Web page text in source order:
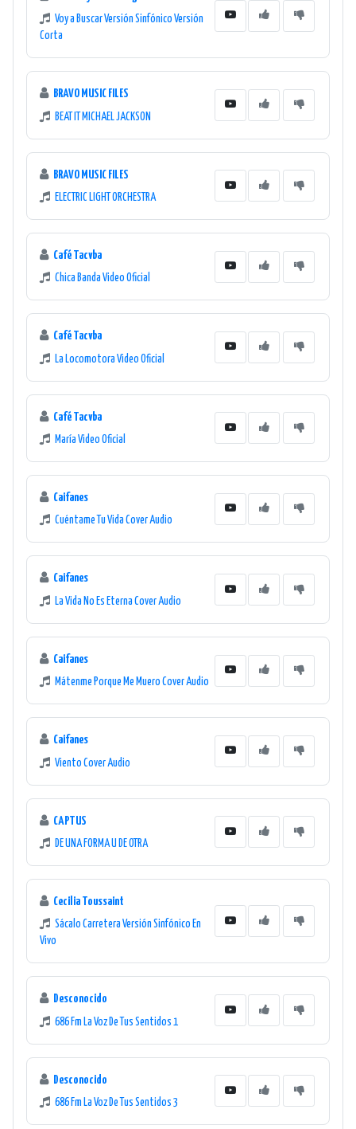
Voy a Buscar Versión Sinfónico Versión
Corta
BRAVO MUSIC FILES
BEAT IT MICHAEL JACKSON
BRAVO MUSIC FILES
ELECTRIC LIGHT ORCHESTRA
Café Tacvba
Chica Banda Video Oficial
Café Tacvba
La Locomotora Video Oficial
Café Tacvba
María Video Oficial
Caifanes
Cuéntame Tu Vida Cover Audio
Caifanes
La Vida No Es Eterna Cover Audio
Caifanes
Mátenme Porque Me Muero Cover Audio
Caifanes
Viento Cover Audio
CAPTUS
DE UNA FORMA U DE OTRA
Cecilia Toussaint
Sácalo Carretera Versión Sinfónico En
Vivo
Desconocido
686 Fm La Voz De Tus Sentidos 1
Desconocido
686 Fm La Voz De Tus Sentidos 3